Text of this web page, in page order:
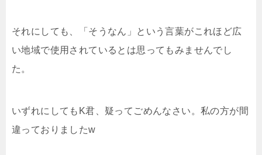
それにしても、「そうなん」という言葉がこれほど広
い地域で使用されているとは思ってもみませんでし
た。
いずれにしてもK君、疑ってごめんなさい。私の方が間
違っておりましたw